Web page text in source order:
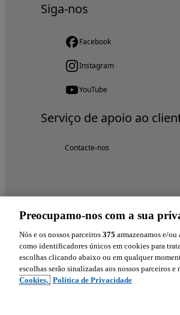
Siga-nos
Facebook
Instagram
YouTube
Serviço de apoio ao
Contacte-nos
Preocupamo-nos com a sua
Nós e os nossos parceiros 375 armazenamos e/
como identificadores únicos em cookies para
escolhas clicando abaixo ou em qualquer
escolhas serão sinalizadas aos nossos parceiros
Cookies, Política de Privacidade